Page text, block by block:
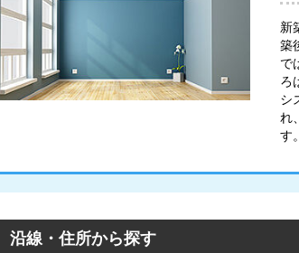
新
築
で
ろ
シ
れ
す。
沿線・住所から探す